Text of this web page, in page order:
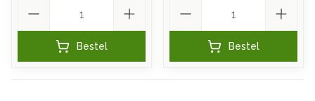
Bestel Bestel